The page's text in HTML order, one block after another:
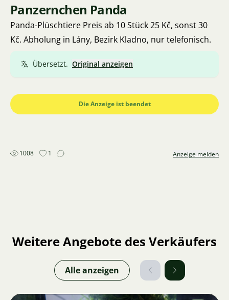
Panzernchen Panda
Panda-Plüschtiere Preis ab 10 Stück 25 Kč, sonst 30
Kč. Abholung in Lány, Bezirk Kladno, nur telefonisch.
Übersetzt. Original anzeigen
Die Anzeige ist beendet
1008 1 Anzeige melden
Weitere Angebote des Verkäufers
Alle anzeigen